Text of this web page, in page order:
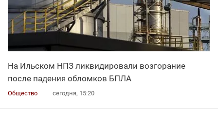
На Ильском НПЗ ликвидировали возгорание
после падения обломков БПЛА
Общество сегодня, 15:20